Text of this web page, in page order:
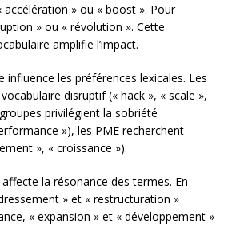
» ou « boost ». Pour
» ou « révolution ». Cette
amplifie l’impact.
influence les préférences lexicales. Les
disruptif (« hack », « scale »,
privilégient la sobriété
»), les PME recherchent
», « croissance »).
la résonance des termes. En
» et « restructuration »
« expansion » et « développement »